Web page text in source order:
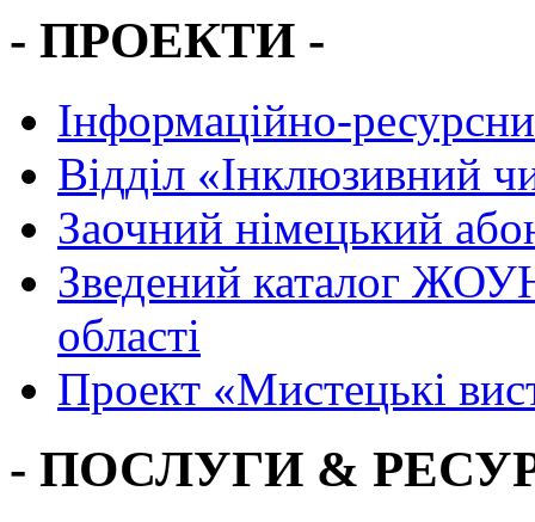
- ПРОЕКТИ -
Інформаційно-
Вiддiл «Інклюзивний
Заочний німецький
Зведений каталог
області
Проект «Мистецькі
- ПОСЛУГИ &